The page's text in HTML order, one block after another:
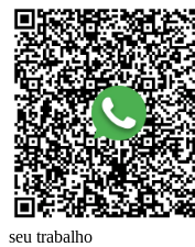
seu trabalho